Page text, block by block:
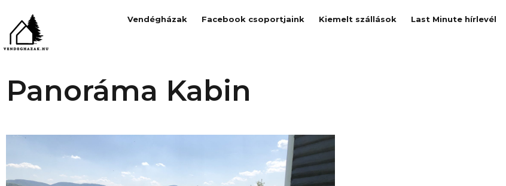
Vendégházak Facebook csoportjaink Kiemelt szállások Last Minute hírlevél
Panoráma Kabin